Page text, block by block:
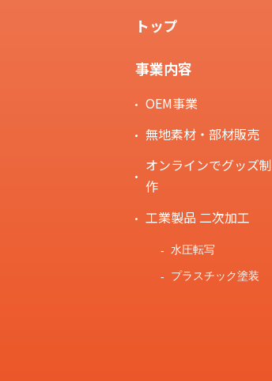
トップ
事業内容
OEM事業
無地素材・部材販売
オンラインでグッズ制
作
工業製品 二次加工
水圧転写
プラスチック塗装